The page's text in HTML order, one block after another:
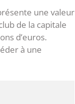
une valeur
de la capitale
d’euros.
à une